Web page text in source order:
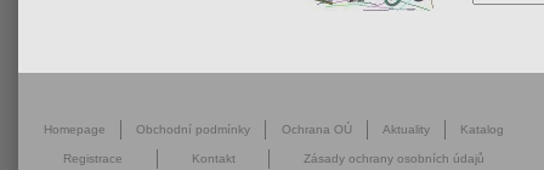
Homepage Obchodní podmínky Ochrana OÚ Aktuality Katalog
Registrace Kontakt Zásady ochrany osobních údajů